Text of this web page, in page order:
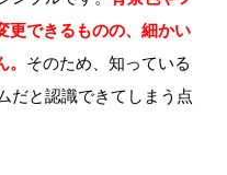
更できるものの、細かい
そのため、知っている
だと認識できてしまう点